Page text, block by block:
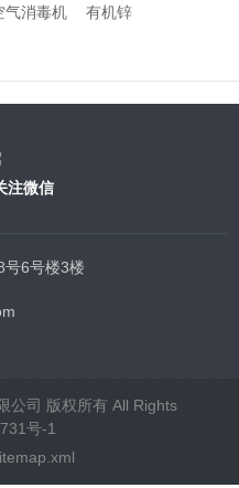
气消毒机
有机锌
注微信
号6号楼3楼
公司 版权所有 All Rights
号-1